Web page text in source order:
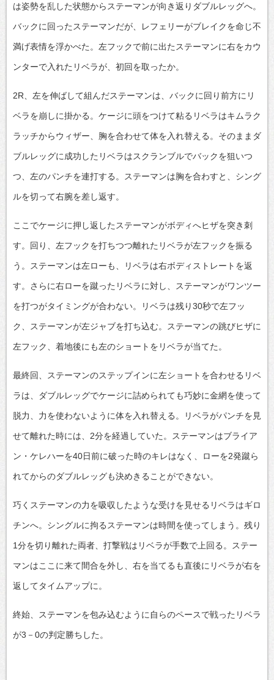
は姿勢を乱した状態からステーマンが向き返りダブルレッグへ。
バックに回ったステーマンだが、レフェリーがブレイクを命じ不
満げ表情を浮かべた。左フックで前に出たステーマンに右をカウ
ンターで入れたリベラが、初回を取ったか。
2R、左を伸ばして組んだステーマンは、バックに回り前方にリ
ベラを崩しに掛かる。ケージに頭をつけて粘るリベラはキムラク
ラッチからウィザー、胸を合わせて体を入れ替える。そのままダ
ブルレッグに成功したリベラはスクランブルでバックを狙いつ
つ、左のパンチを連打する。ステーマンは胸を合わすと、シング
ルを切って右腕を差し返す。
ここでケージに押し返したステーマンがボディへヒザを突き刺
す。回り、左フックを打ちつつ離れたリベラが左フックを振る
う。ステーマンは左ローも、リベラは右ボディストレートを返
す。さらに右ローを蹴ったリベラに対し、ステーマンがワンツー
を打つがタイミングが合わない。リベラは残り30秒で左フッ
ク、ステーマンが左ジャブを打ち込む。ステーマンの跳びヒザに
左フック、着地後にも左のショートをリベラが当てた。
最終回、ステーマンのステップインに左ショートを合わせるリベ
ラは、ダブルレッグでケージに詰められても巧妙に金網を使って
脱力、力を使わないように体を入れ替える。リベラがパンチを見
せて離れた時には、2分を経過していた。ステーマンはブライア
ン・ケレハーを40日前に破った時のキレはなく、ローを2発蹴ら
れてからのダブルレッグも決めきることができない。
巧くステーマンの力を吸収したような受けを見せるリベラはギロ
チンへ。シングルに拘るステーマンは時間を使ってしまう。残り
1分を切り離れた両者、打撃戦はリベラが手数で上回る。ステー
マンはここに来て間合を外し、右を当てるも直後にリベラが右を
返してタイムアップに。
終始、ステーマンを包み込むように自らのペースで戦ったリベラ
が3－0の判定勝ちした。